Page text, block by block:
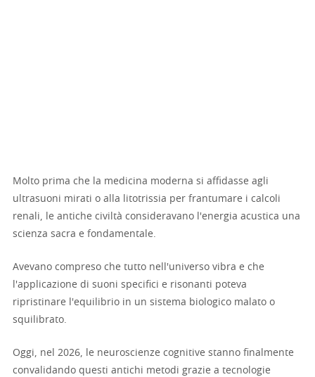
Molto prima che la medicina moderna si affidasse agli
ultrasuoni mirati o alla litotrissia per frantumare i calcoli
renali, le antiche civiltà consideravano l'energia acustica una
scienza sacra e fondamentale.
Avevano compreso che tutto nell'universo vibra e che
l'applicazione di suoni specifici e risonanti poteva
ripristinare l'equilibrio in un sistema biologico malato o
squilibrato.
Oggi, nel 2026, le neuroscienze cognitive stanno finalmente
convalidando questi antichi metodi grazie a tecnologie